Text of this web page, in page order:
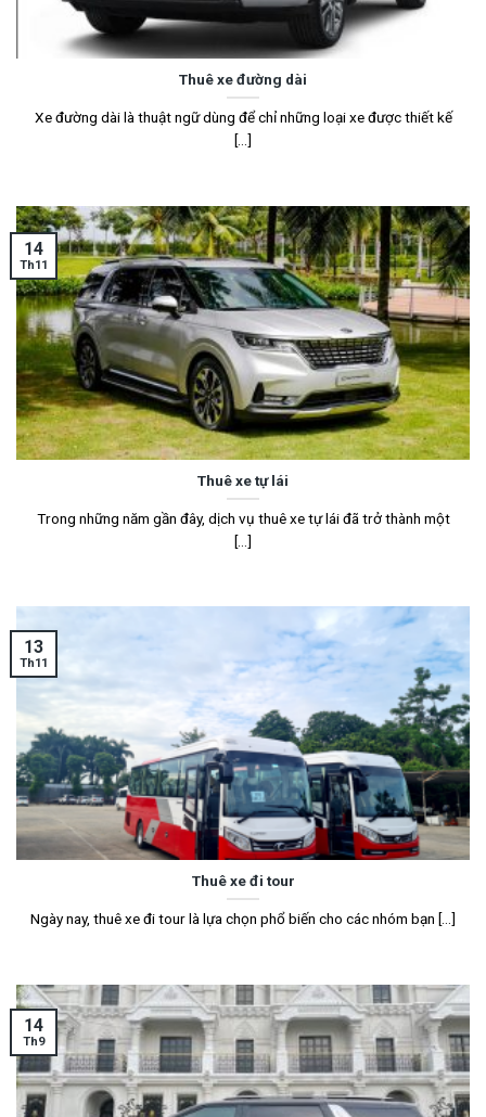
Thuê xe đường dài
Xe đường dài là thuật ngữ dùng để chỉ những loại xe được thiết kế
[...]
Thuê xe tự lái
Trong những năm gần đây, dịch vụ thuê xe tự lái đã trở thành một
[...]
14
Th11
Thuê xe đi tour
Ngày nay, thuê xe đi tour là lựa chọn phổ biến cho các nhóm bạn [...]
13
Th11
14
Th9